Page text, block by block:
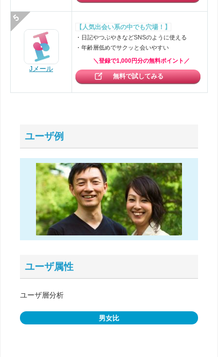
Jメール
【人気出会い系の中でも穴場！】
・日記やつぶやきなどSNSのように使える
・年齢層低めでサクッと会いやすい
＼登録で1,000円分の無料ポイント／
無料で試してみる
ユーザ例
ユーザ属性
ユーザ層分析
男女比